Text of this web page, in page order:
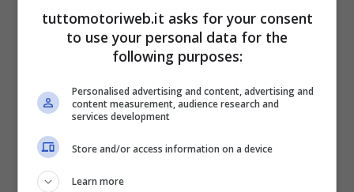
storiaanche per un altro motivo. Prima
delle qualifiche è stato infatti ritirato il #46
scritto pagine di storia di questo sport
numero del “Dottore” non verrà più
indossato da nessuno in futuro, cosa che
accade anche per le leggende del calcio e
tuttomotoriweb.it asks for your consent
to use your personal data for the
following purposes:
Personalised advertising and content, advertising and
content measurement, audience research and
services development
Store and/or access information on a device
Learn more